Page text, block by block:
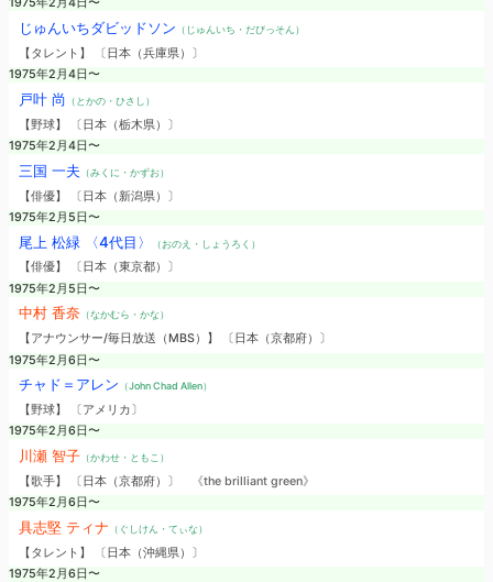
1975年2月4日〜
じゅんいちダビッドソン （じゅんいち・だびっそん）
【タレント】 〔日本（兵庫県）〕
1975年2月4日〜
戸叶 尚 （とかの・ひさし）
【野球】 〔日本（栃木県）〕
1975年2月4日〜
三国 一夫 （みくに・かずお）
【俳優】 〔日本（新潟県）〕
1975年2月5日〜
尾上 松緑 〈4代目〉 （おのえ・しょうろく）
【俳優】 〔日本（東京都）〕
1975年2月5日〜
中村 香奈（なかむら・かな）
【アナウンサー/毎日放送（MBS）】 〔日本（京都府）〕
1975年2月6日〜
チャド＝アレン （John Chad Allen）
【野球】 〔アメリカ〕
1975年2月6日〜
川瀬 智子（かわせ・ともこ）
【歌手】 〔日本（京都府）〕
《the brilliant green》
1975年2月6日〜
具志堅 ティナ （ぐしけん・てぃな）
【タレント】 〔日本（沖縄県）〕
1975年2月6日〜